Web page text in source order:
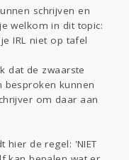
zoekt
Aangeboden
Doen
Zien
schrijven en
welkom in dit topic:
IRL niet op tafel
dat de zwaarste
besproken kunnen
om daar aan
hier de regel: 'NIET